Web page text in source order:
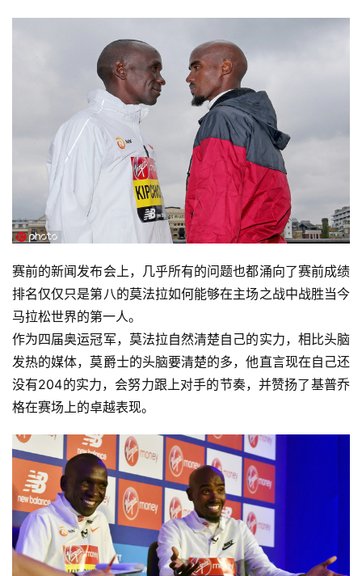
赛前的新闻发布会上，几乎所有的问题也都涌向了赛前成绩
排名仅仅只是第八的莫法拉如何能够在主场之战中战胜当今
马拉松世界的第一人。
作为四届奥运冠军，莫法拉自然清楚自己的实力，相比头脑
发热的媒体，莫爵士的头脑要清楚的多，他直言现在自己还
没有204的实力，会努力跟上对手的节奏，并赞扬了基普乔
格在赛场上的卓越表现。